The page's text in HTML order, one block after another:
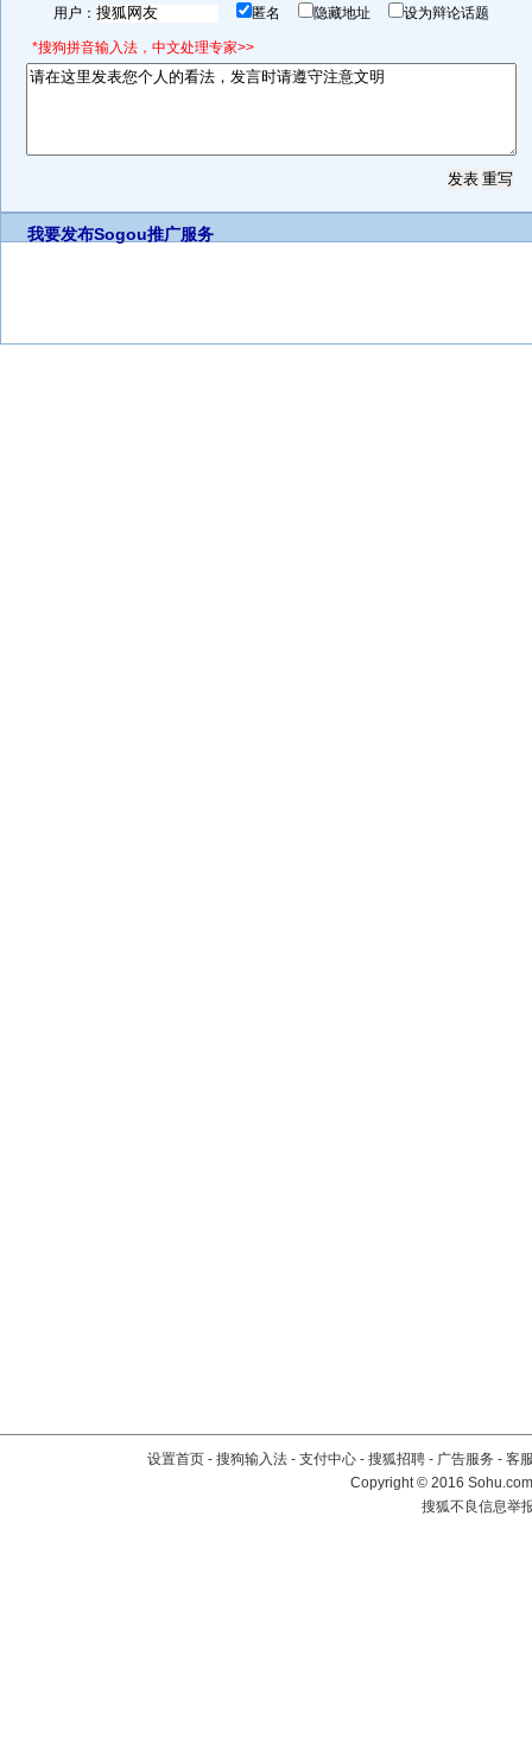
用户： 匿名 隐藏地址 设为辩论话题
*搜狗拼音输入法，中文处理专家>>
我要发布Sogou推广服务
设置首页 - 搜狗输入法 - 支付中心 - 搜狐招聘 - 广告服务 - 客
Copyright©2016
搜狐不良信息举